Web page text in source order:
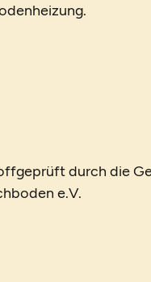
durch die
e.V.